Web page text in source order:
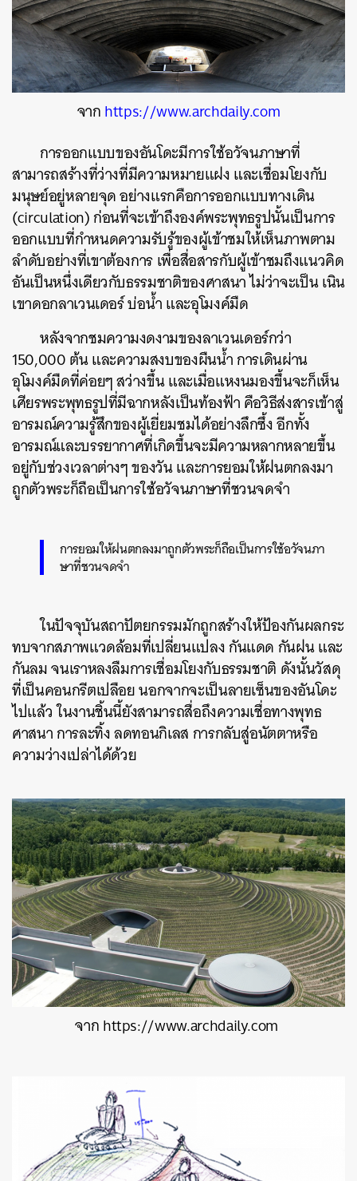
จากhttps://www.archdaily.com
การออกแบบของอันโดะมีการใช้อวัจนภาษาที่
สามารถสร้างที่ว่างที่มีความหมายแฝง และเชื่อมโยงกับ
มนุษย์อยู่หลายจุด อย่างแรกคือการออกแบบทางเดิน
(circulation) ก่อนที่จะเข้าถึงองค์พระพุทธรูปนั้นเป็นการ
ออกแบบที่กำหนดความรับรู้ของผู้เข้าชมให้เห็นภาพตาม
ลำดับอย่างที่เขาต้องการ เพื่อสื่อสารกับผู้เข้าชมถึงแนวคิด
อันเป็นหนึ่งเดียวกับธรรมชาติของศาสนา ไม่ว่าจะเป็น เนิน
เขาดอกลาเวนเดอร์ บ่อน้ำ และอุโมงค์มืด
หลังจากชมความงดงามของลาเวนเดอร์กว่า
150,000 ต้น และความสงบของผืนน้ำ การเดินผ่าน
อุโมงค์มืดที่ค่อยๆ สว่างขึ้น และเมื่อแหงนมองขึ้นจะก็เห็น
เศียรพระพุทธรูปที่มีฉากหลังเป็นท้องฟ้า คือวิธีส่งสารเข้าสู่
อารมณ์ความรู้สึกของผู้เยี่ยมชมได้อย่างลึกซึ้ง อีกทั้ง
อารมณ์และบรรยากาศที่เกิดขึ้นจะมีความหลากหลายขึ้น
อยู่กับช่วงเวลาต่างๆ ของวัน และการยอมให้ฝนตกลงมา
ถูกตัวพระก็ถือเป็นการใช้อวัจนภาษาที่ชวนจดจำ
การยอมให้ฝนตกลงมาถูกตัวพระก็ถือเป็นการใช้อวัจนภา
ษาที่ชวนจดจำ
ในปัจจุบันสถาปัตยกรรมมักถูกสร้างให้ป้องกันผลกระ
ทบจากสภาพแวดล้อมที่เปลี่ยนแปลง กันแดด กันฝน และ
กันลม จนเราหลงลืมการเชื่อมโยงกับธรรมชาติ ดังนั้นวัสดุ
ที่เป็นคอนกรีตเปลือย นอกจากจะเป็นลายเซ็นของอันโดะ
ไปแล้ว ในงานชิ้นนี้ยังสามารถสื่อถึงความเชื่อทางพุทธ
ศาสนา การละทิ้ง ลดทอนกิเลส การกลับสู่อนัตตาหรือ
ความว่างเปล่าได้ด้วย
จาก https://www.archdaily.com